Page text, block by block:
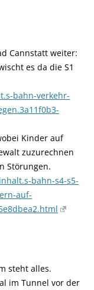
Cannstatt weiter:
es da die S1
bahn-verkehr-
Kinder auf
zuzurechnen
Störungen.
bahn-s4-s5-
auf-
steht alles.
im Tunnel vor der